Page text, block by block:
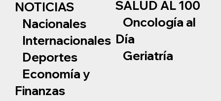
NOTICIAS
Nacionales
Internacionales
Deportes
Economía y
Finanzas
SALUD AL 100
Oncología al
Día
Geriatría